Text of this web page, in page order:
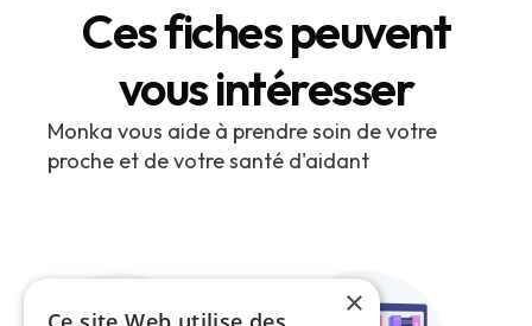
Ces fiches peuvent
vous intéresser
Monka vous aide à prendre soin de votre
proche et de votre santé d'aidant
×